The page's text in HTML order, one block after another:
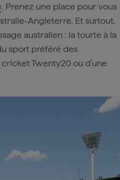
. Prenez une place pour vous
Angleterre. Et surtout,
australien : la tourte à la
sport préféré des
Twenty20 ou d’une